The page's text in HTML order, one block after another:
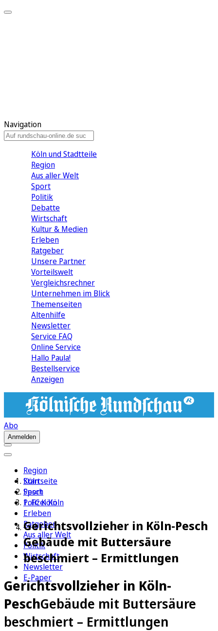
Navigation
Köln und Stadtteile
Region
Aus aller Welt
Sport
Politik
Debatte
Wirtschaft
Kultur & Medien
Erleben
Ratgeber
Unsere Partner
Vorteilswelt
Vergleichsrechner
Unternehmen im Blick
Themenseiten
Altenhilfe
Newsletter
Service FAQ
Online Service
Hallo Paula!
Bestellservice
Anzeigen
Abo
Anmelden
Region
Köln
Sport
1. FC Köln
Erleben
Ratgeber
Aus aller Welt
Politik
Wirtschaft
Newsletter
E-Paper
Startseite
Pesch
Polizei Köln
Gerichtsvollzieher in Köln-Pesch
Gebäude mit Buttersäure
beschmiert – Ermittlungen
Gerichtsvollzieher in Köln-
PeschGebäude mit Buttersäure
beschmiert – Ermittlungen